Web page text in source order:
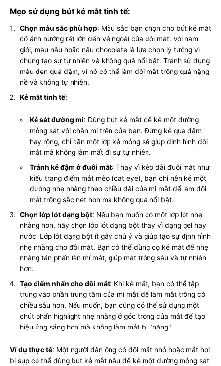
Mẹo sử dụng bút kẻ mắt tinh tế:
Chọn màu sắc phù hợp: Màu sắc bạn chọn cho bút kẻ mắt
có ảnh hưởng rất lớn đến vẻ ngoài của đôi mắt. Với nam
giới, màu nâu hoặc nâu chocolate là lựa chọn lý tưởng vì
chúng tạo sự tự nhiên và không quá nổi bật. Tránh sử dụng
màu đen quá đậm, vì nó có thể làm đôi mắt trông quá nặng
nề và không tự nhiên.
Kẻ mắt tinh tế:
Kẻ sát đường mi: Dùng bút kẻ mắt để kẻ một đường
mỏng sát với chân mi trên của bạn. Đừng kẻ quá đậm
hay rộng, chỉ cần một lớp kẻ mỏng sẽ giúp định hình đôi
mắt mà không làm mất đi sự tự nhiên.
Tránh kẻ đậm ở đuôi mắt: Thay vì kéo dài đuôi mắt như
kiểu trang điểm mắt mèo (cat eye), bạn chỉ nên kẻ một
đường nhẹ nhàng theo chiều dài của mi mắt để làm đôi
mắt trông sắc nét hơn mà không quá nổi bật.
Chọn lớp lót dạng bột: Nếu bạn muốn có một lớp lót nhẹ
nhàng hơn, hãy chọn lớp lót dạng bột thay vì dạng gel hay
nước. Lớp lót dạng bột ít gây chú ý và giúp tạo sự định hình
nhẹ nhàng cho đôi mắt. Bạn có thể dùng cọ kẻ mắt để nhẹ
nhàng tán phấn lên mí mắt, giúp mắt trông sâu và tự nhiên
hơn.
Tạo điểm nhấn cho đôi mắt: Khi kẻ mắt, bạn có thể tập
trung vào phần trung tâm của mí mắt để làm mắt trông có
chiều sâu hơn. Nếu muốn, bạn cũng có thể sử dụng một
chút phấn highlight nhẹ nhàng ở góc trong của mắt để tạo
hiệu ứng sáng hơn mà không làm mắt bị "nặng".
Ví dụ thực tế: Một người đàn ông có đôi mắt nhỏ hoặc mắt hơi
bị sụp có thể dùng bút kẻ mắt nâu để kẻ một đường mỏng sát